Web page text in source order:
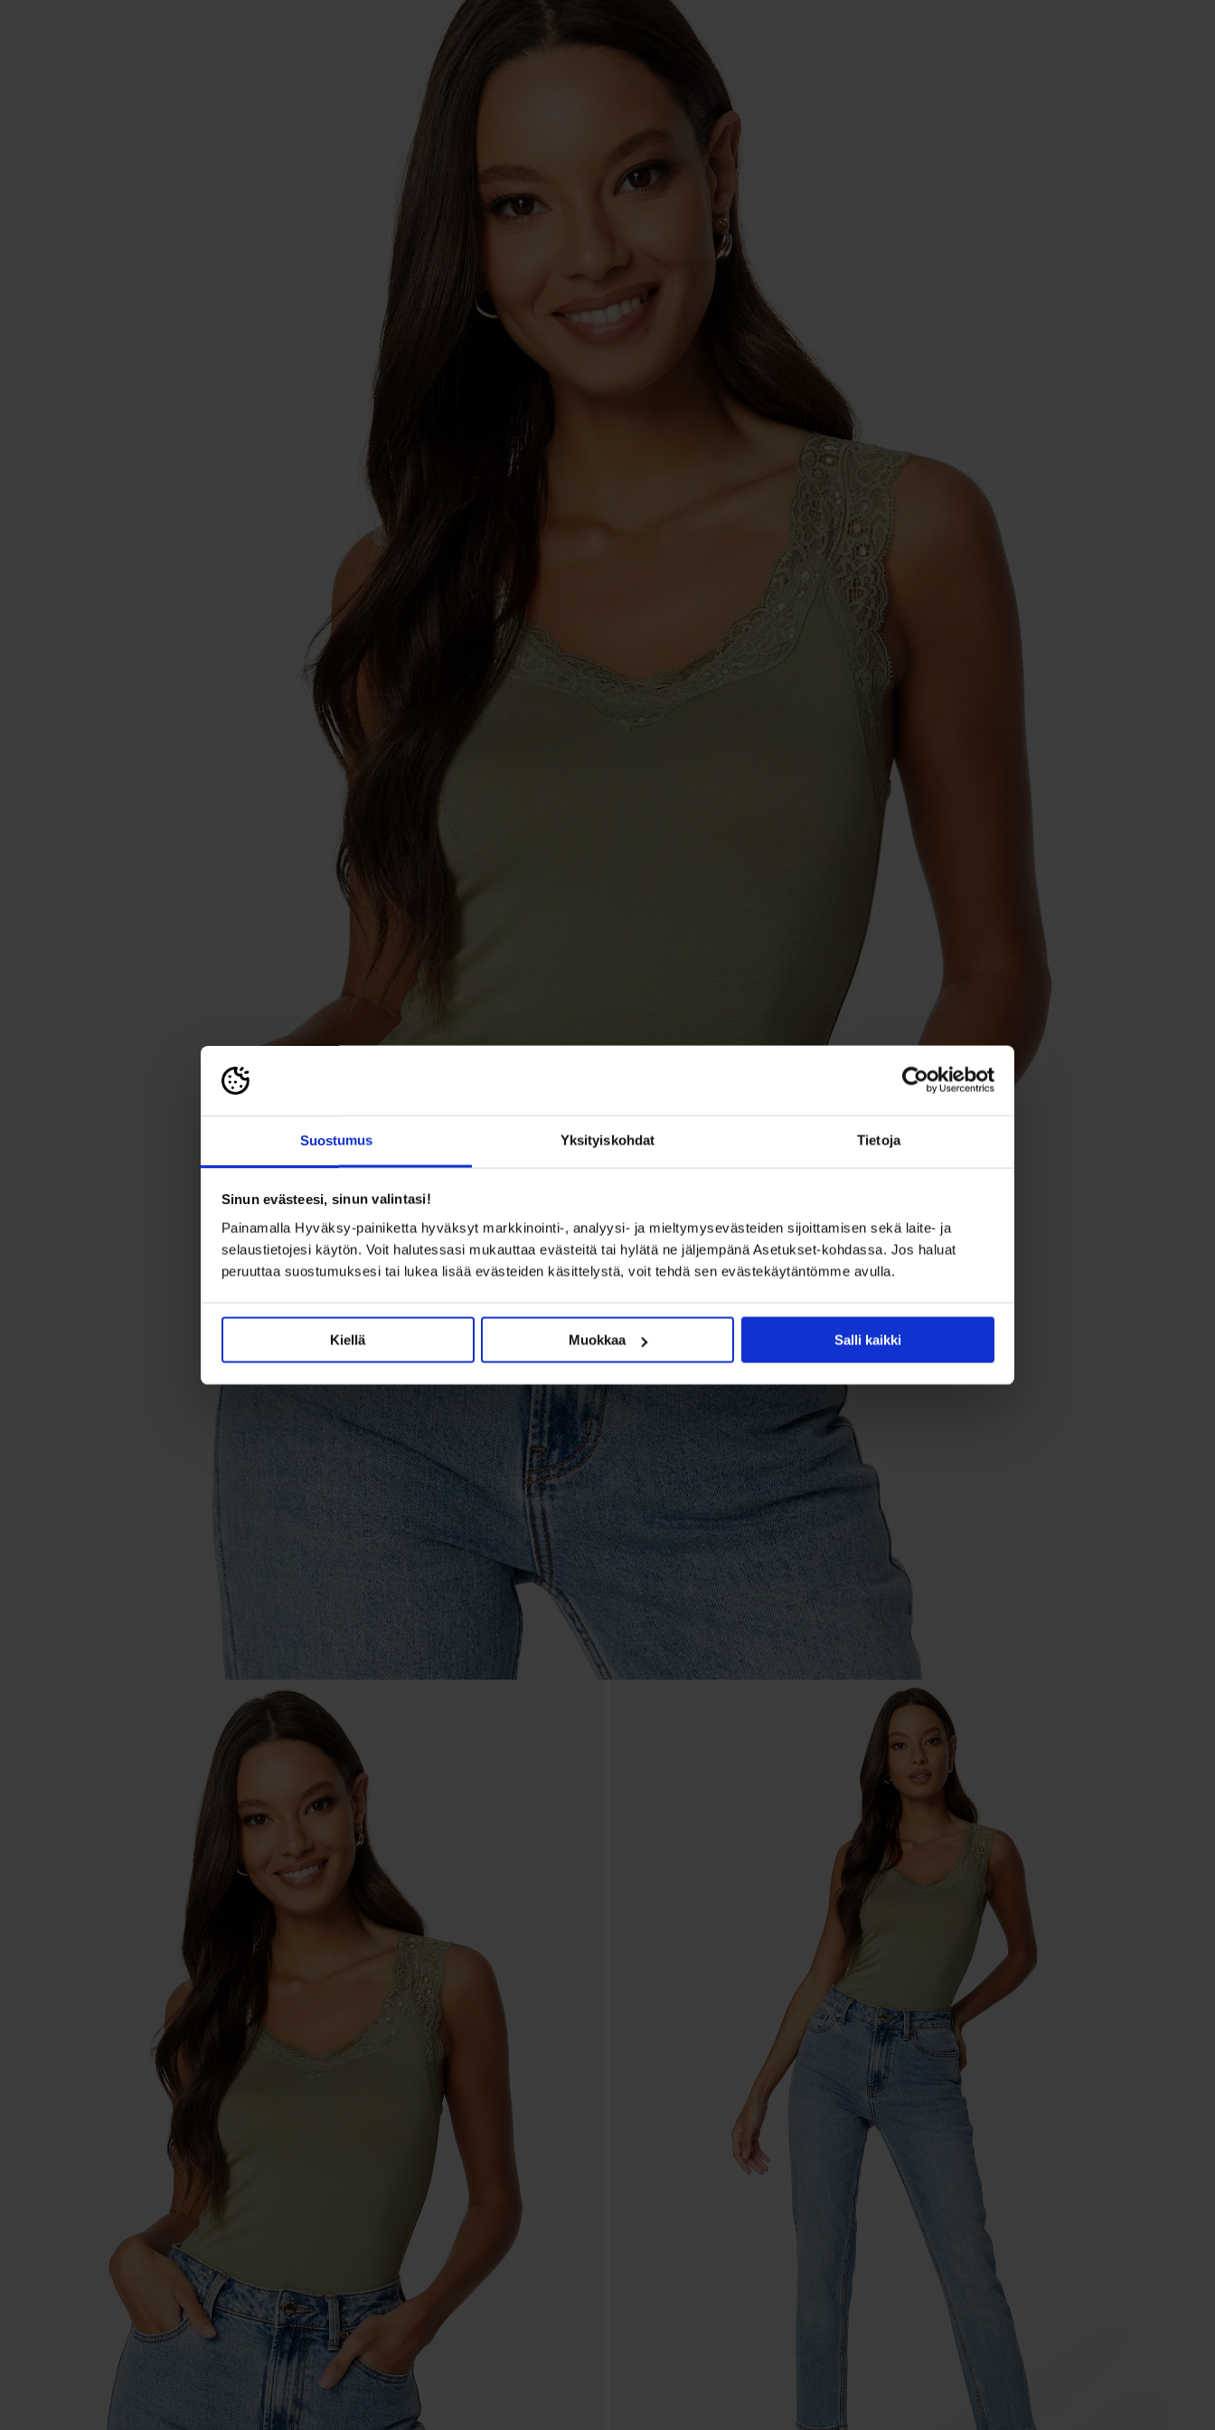
Suostumus Yksityiskohdat Tietoja
Sinun evästeesi, sinun valintasi!
Painamalla Hyväksy-painiketta hyväksyt markkinointi-, analyysi- ja mieltymysevästeiden sijoittamisen sekä laite- ja
selaustietojesi käytön. Voit halutessasi mukauttaa evästeitä tai hylätä ne jäljempänä Asetukset-kohdassa. Jos haluat
peruuttaa suostumuksesi tai lukea lisää evästeiden käsittelystä, voit tehdä sen evästekäytäntömme avulla.
Kiellä Muokkaa Salli kaikki